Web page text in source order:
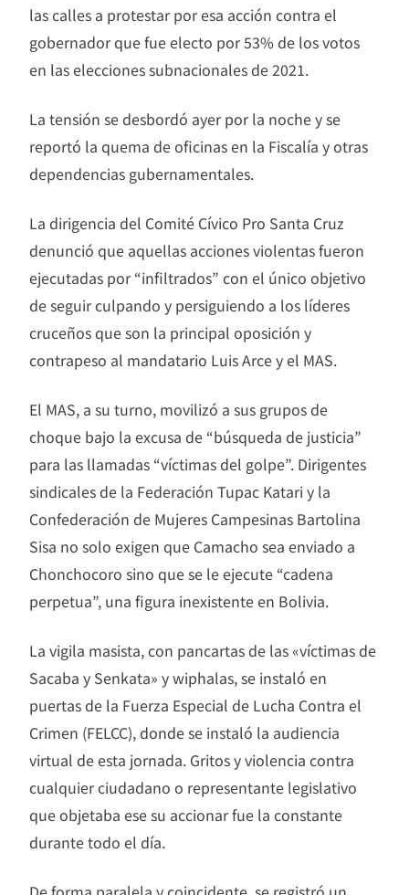
las calles a protestar por esa acción contra el
gobernador que fue electo por 53% de los votos
en las elecciones subnacionales de 2021.
La tensión se desbordó ayer por la noche y se
reportó la quema de oficinas en la Fiscalía y otras
dependencias gubernamentales.
La dirigencia del Comité Cívico Pro Santa Cruz
denunció que aquellas acciones violentas fueron
ejecutadas por “infiltrados” con el único objetivo
de seguir culpando y persiguiendo a los líderes
cruceños que son la principal oposición y
contrapeso al mandatario Luis Arce y el MAS.
El MAS, a su turno, movilizó a sus grupos de
choque bajo la excusa de “búsqueda de justicia”
para las llamadas “víctimas del golpe”. Dirigentes
sindicales de la Federación Tupac Katari y la
Confederación de Mujeres Campesinas Bartolina
Sisa no solo exigen que Camacho sea enviado a
Chonchocoro sino que se le ejecute “cadena
perpetua”, una figura inexistente en Bolivia.
La vigila masista, con pancartas de las «víctimas de
Sacaba y Senkata» y wiphalas, se instaló en
puertas de la Fuerza Especial de Lucha Contra el
Crimen (FELCC), donde se instaló la audiencia
virtual de esta jornada. Gritos y violencia contra
cualquier ciudadano o representante legislativo
que objetaba ese su accionar fue la constante
durante todo el día.